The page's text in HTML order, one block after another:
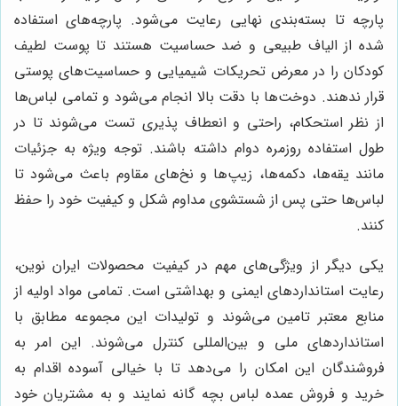
پارچه تا بسته‌بندی نهایی رعایت می‌شود. پارچه‌های استفاده
شده از الیاف طبیعی و ضد حساسیت هستند تا پوست لطیف
کودکان را در معرض تحریکات شیمیایی و حساسیت‌های پوستی
قرار ندهند. دوخت‌ها با دقت بالا انجام می‌شود و تمامی لباس‌ها
از نظر استحکام، راحتی و انعطاف پذیری تست می‌شوند تا در
طول استفاده روزمره دوام داشته باشند. توجه ویژه به جزئیات
مانند یقه‌ها، دکمه‌ها، زیپ‌ها و نخ‌های مقاوم باعث می‌شود تا
لباس‌ها حتی پس از شستشوی مداوم شکل و کیفیت خود را حفظ
کنند.
یکی دیگر از ویژگی‌های مهم در کیفیت محصولات ایران نوین،
رعایت استانداردهای ایمنی و بهداشتی است. تمامی مواد اولیه از
منابع معتبر تامین می‌شوند و تولیدات این مجموعه مطابق با
استانداردهای ملی و بین‌المللی کنترل می‌شوند. این امر به
فروشندگان این امکان را می‌دهد تا با خیالی آسوده اقدام به
خرید و فروش عمده لباس بچه گانه نمایند و به مشتریان خود